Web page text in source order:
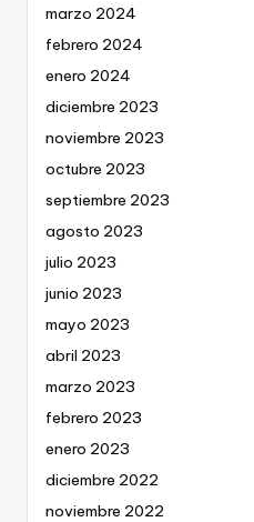
marzo 2024
febrero 2024
enero 2024
diciembre 2023
noviembre 2023
octubre 2023
septiembre 2023
agosto 2023
julio 2023
junio 2023
mayo 2023
abril 2023
marzo 2023
febrero 2023
enero 2023
diciembre 2022
noviembre 2022